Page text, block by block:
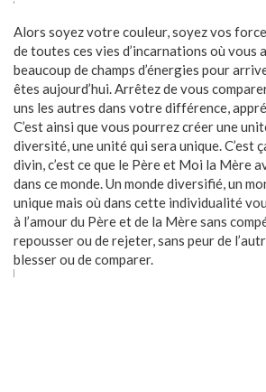
Alors soyez votre couleur, soyez vos
de toutes ces vies d’incarnations où vous
beaucoup de champs d’énergies pour
êtes aujourd’hui. Arrêtez de vous
uns les autres dans votre différence,
C’est ainsi que vous pourrez créer une
diversité, une unité qui sera unique. C’est
divin, c’est ce que le Père et Moi la Mère
dans ce monde. Un monde diversifié, un
unique mais où dans cette individualité
à l’amour du Père et de la Mère sans
repousser ou de rejeter, sans peur de
blesser ou de comparer.